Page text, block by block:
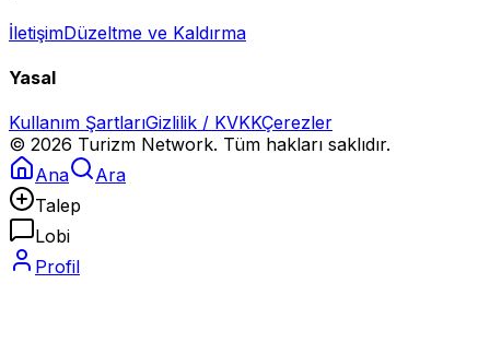
İletişimDüzeltme ve Kaldırma
Yasal
Kullanım ŞartlarıGizlilik / KVKKÇerezler
© 2026 Turizm Network. Tüm hakları saklıdır.
Ana
Ara
Talep
Lobi
Profil